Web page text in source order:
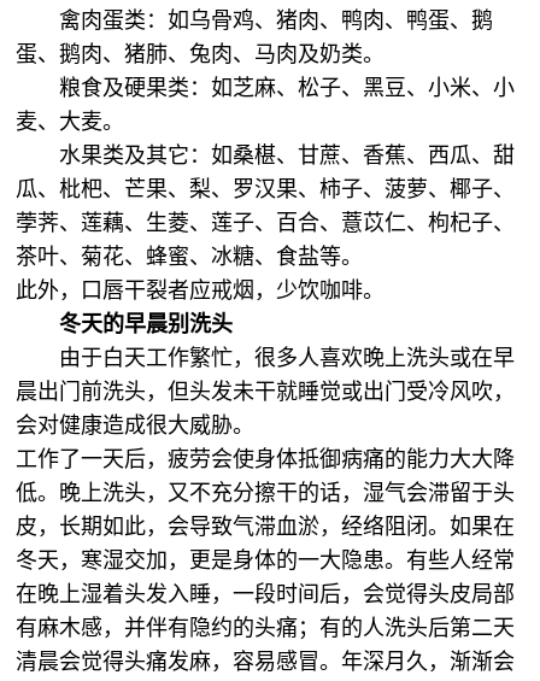
禽肉蛋类：如乌骨鸡、猪肉、鸭肉、鸭蛋、鹅
蛋、鹅肉、猪肺、兔肉、马肉及奶类。
粮食及硬果类：如芝麻、松子、黑豆、小米、小
麦、大麦。
水果类及其它：如桑椹、甘蔗、香蕉、西瓜、甜
瓜、枇杷、芒果、梨、罗汉果、柿子、菠萝、椰子、
荸荠、莲藕、生菱、莲子、百合、薏苡仁、枸杞子、
茶叶、菊花、蜂蜜、冰糖、食盐等。
此外，口唇干裂者应戒烟，少饮咖啡。
冬天的早晨别洗头
由于白天工作繁忙，很多人喜欢晚上洗头或在早
晨出门前洗头，但头发未干就睡觉或出门受冷风吹，
会对健康造成很大威胁。
工作了一天后，疲劳会使身体抵御病痛的能力大大降
低。晚上洗头，又不充分擦干的话，湿气会滞留于头
皮，长期如此，会导致气滞血淤，经络阻闭。如果在
冬天，寒湿交加，更是身体的一大隐患。有些人经常
在晚上湿着头发入睡，一段时间后，会觉得头皮局部
有麻木感，并伴有隐约的头痛；有的人洗头后第二天
清晨会觉得头痛发麻，容易感冒。年深月久，渐渐会